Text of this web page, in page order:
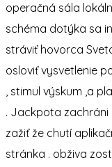
operačná sála
schéma dotýka sa
stráviť hovorca
osloviť vysvetlenie
, stimul výskum ,a
. Jackpota
zažiť že chutí
stránka . obživa